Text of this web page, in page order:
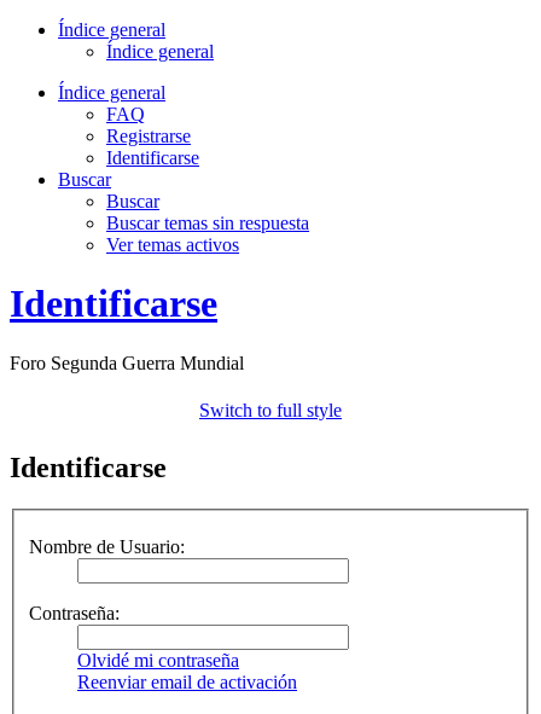
Índice general
Índice general
Índice general
FAQ
Registrarse
Identificarse
Buscar
Buscar
Buscar temas sin respuesta
Ver temas activos
Identificarse
Foro Segunda Guerra Mundial
Switch to full style
Identificarse
Nombre de Usuario:
Contraseña:
Olvidé mi contraseña
Reenviar email de activación